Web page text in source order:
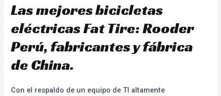
Las mejores bicicletas
eléctricas Fat Tire: Rooder
Perú, fabricantes y fábrica
de China.
Con el respaldo de un equipo de TI altamente